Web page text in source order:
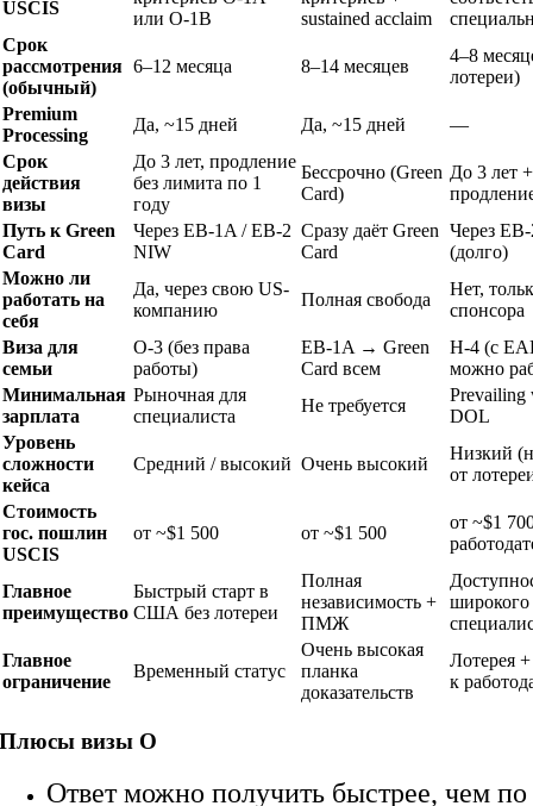
USCIS
или O-1B
sustained acclaim
Срок
рассмотрения
(обычный)
6–12 месяца 8–14 месяцев
4–8
лотереи)
Premium
Processing
Да, ~15 дней Да, ~15 дней
—
Срок
действия
визы
До 3 лет, продление
без лимита по 1
году
Бессрочно (Green
Card)
До 3 лет +
Путь к Green
Card
Через EB-1A / EB-2
NIW
Сразу даёт Green
Card
Через
(долго)
Можно ли
работать на
себя
Да, через свою US-
компанию
Полная свобода
Нет,
спонсора
Виза для
семьи
O-3 (без права
работы)
EB-1A → Green
Card всем
H-4 (с
можно
Минимальная
зарплата
Рыночная для
специалиста
Не требуется
Prevailing
DOL
Уровень
сложности
кейса
Средний / высокий Очень высокий
Низкий
от
Стоимость
гос. пошлин
USCIS
от ~$1 500 от ~$1 500
от ~$1
Главное
преимущество
Быстрый старт в
США без лотереи
Полная
независимость +
ПМЖ
широкого
Главное
ограничение
Временный статус
Очень высокая
планка
доказательств
Лотерея
к
Плюсы визы О
Ответ можно получить быстрее, чем по